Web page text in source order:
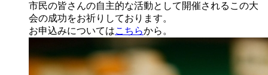
市民の皆さんの自主的な活動として開催されるこの大
会の成功をお祈りしております。
お申込みについてはこちらから。